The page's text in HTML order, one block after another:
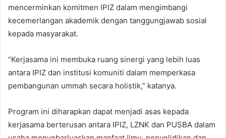
mencerminkan komitmen IPIZ dalam mengimbangi
kecemerlangan akademik dengan tanggungjawab sosial
kepada masyarakat.
“Kerjasama ini membuka ruang sinergi yang lebih luas
antara IPIZ dan institusi komuniti dalam memperkasa
pembangunan ummah secara holistik,” katanya.
Program ini diharapkan dapat menjadi asas kepada
kerjasama berterusan antara IPIZ, LZNK dan PUSBA dalam